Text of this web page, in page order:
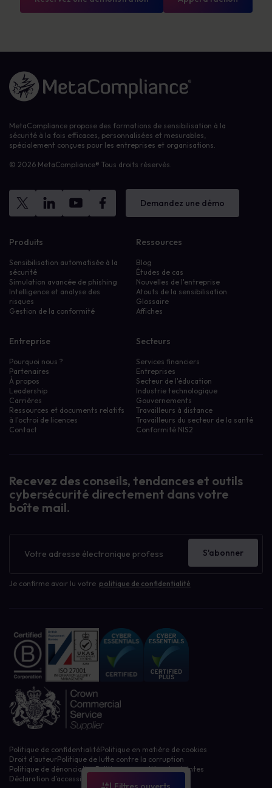
Étude de cas
Notre blog
Phishing et Ransomware
Sensibilisation à la cybersécurité
Vie privée, GDPR, CCPA
Violation de données
Nouvelles de l'entreprise
Lien vers la page d'accueil
MetaCompliance propose des formations de sensibilisation à la
sécurité à la fois efficaces, personnalisées et mesurables,
spécialement conçues pour les entreprises et organisations.
© 2026 MetaCompliance® Tous droits réservés.
Demandez une démo
Produits
Sensibilisation automatisée à la
sécurité
Simulation avancée de phishing
Intelligence et analyse des
risques
Gestion de la conformité
Ressources
Blog
Études de cas
Nouvelles de l'entreprise
Atouts de la sensibilisation
Glossaire
Affiches
Entreprise
Pourquoi nous ?
Partenaires
À propos
Leadership
Carrières
Ressources et documents relatifs
à l'octroi de licences
Contact
Secteurs
Services financiers
Entreprises
Secteur de l'éducation
Industrie technologique
Gouvernements
Travailleurs à distance
Travailleurs du secteur de la santé
Conformité NIS2
Recevez des conseils, tendances et outils
cybersécurité directement dans votre
boîte mail.
d'information
Je confirme avoir lu votre politique de confidentialité
S'abonner
Politique de confidentialitéPolitique en matière de cookies
Droit d’auteurPolitique de lutte contre la corruption
Politique de dénonciationPolitique en matière de plaintes
Déclaration d’accessibilité